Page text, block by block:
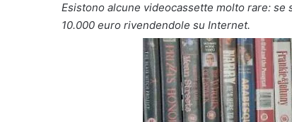
Esistono alcune videocassette molto rare:
10.000 euro rivendendole su Internet.